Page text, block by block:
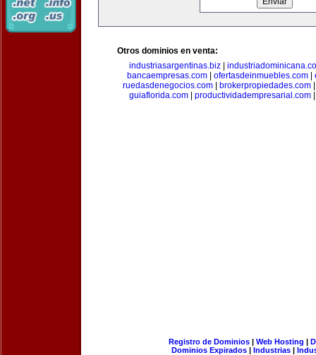
Otros dominios en venta:
industriasargentinas.biz
bancaempresas.com
ofertasdeinmuebles.com
ruedasdenegocios.com| brokerpropiedades.com
guiaflorida.com| productividadempresarial.com
Registro de Dominios| Web Hosting |
Dominios Expirados | Industrias |